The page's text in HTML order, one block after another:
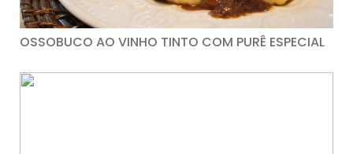
OSSOBUCO AO VINHO TINTO COM PURÊ ESPECIAL